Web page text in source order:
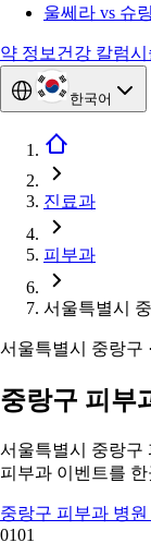
울쎄라 vs 슈
약 정보 건강 칼럼시
한국어
진료과
피부과
서울특별시
서울특별시 중랑구
중랑구 피부
서울특별시 중랑구
피부과 이벤트를
중랑구 피부과 병원
0101